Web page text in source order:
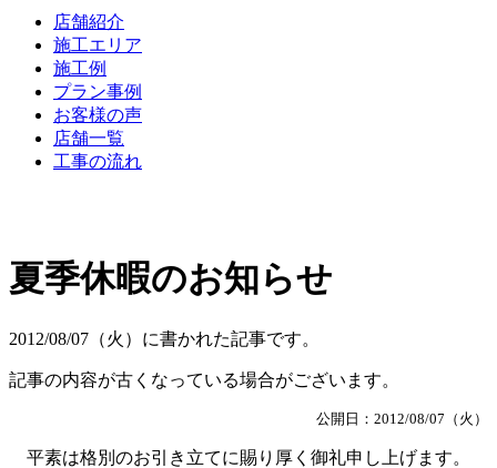
店舗紹介
施工エリア
施工例
プラン事例
お客様の声
店舗一覧
工事の流れ
夏季休暇のお知らせ
2012/08/07（火）に書かれた記事です。
記事の内容が古くなっている場合がございます。
公開日：2012/08/07（火）
平素は格別のお引き立てに賜り厚く御礼申し上げます。